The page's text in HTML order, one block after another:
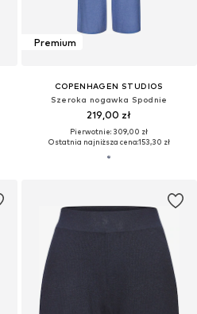
Premium
COPENHAGEN STUDIOS
Szeroka nogawka Spodnie
219,00 zł
Pierwotnie: 309,00 zł
Ostatnia najniższa cena:153,30 zł